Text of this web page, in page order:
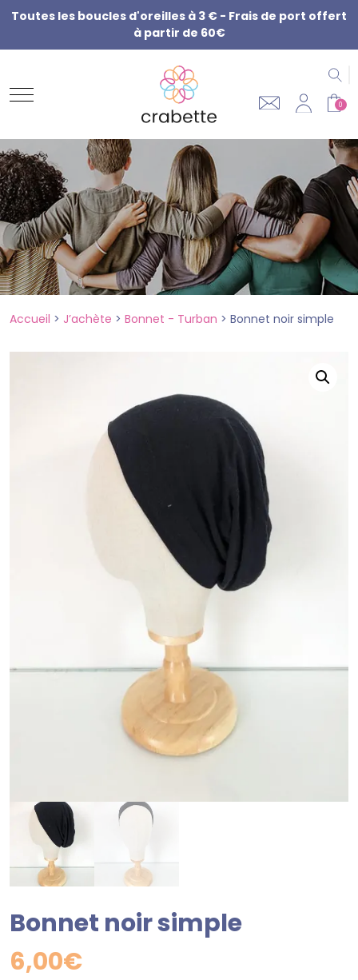
Toutes les boucles d'oreilles à 3 € - Frais de port offert
à partir de 60€
0
Accueil > J’achète > Bonnet - Turban > Bonnet noir simple
Bonnet noir simple
6,00€